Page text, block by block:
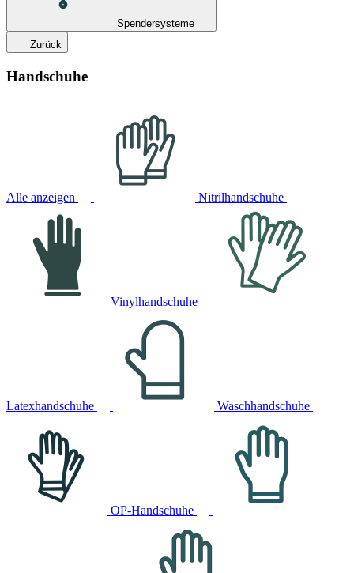
Spendersysteme
Zurück
Handschuhe
Alle anzeigen Nitrilhandschuhe
Vinylhandschuhe
Latexhandschuhe Waschhandschuhe
OP-Handschuhe